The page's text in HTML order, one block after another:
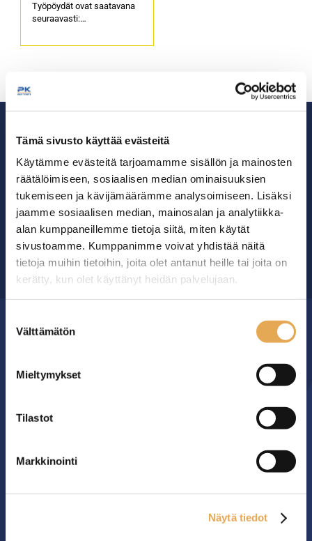
Tämä sivusto käyttää evästeitä
Käytämme evästeitä tarjoamamme sisällön ja mainosten
räätälöimiseen, sosiaalisen median ominaisuuksien
tukemiseen ja kävijämäärämme analysoimiseen. Lisäksi
jaamme sosiaalisen median, mainosalan ja analytiikka-
alan kumppaneillemme tietoja siitä, miten käytät
sivustoamme. Kumppanimme voivat yhdistää näitä
tietoja muihin tietoihin, joita olet antanut heille tai joita on
kerätty, kun olet käyttänyt heidän palvelujaan.
valinta
Välttämätön
Mieltymykset
Tilastot
Markkinointi
Näytä tiedot
Työpöydät ovat saatavana
seuraavasti:
Syvyys 500-900 mm.
Ammattikeittiöiden asialla.
29 vuoden kokemuksella ympäri Suomen
OTA YHTEYTTÄ ›
Seinäjoen PK-Myynti Oy
60120 SEINÄJOKI
arkisin klo 8.00-16.00